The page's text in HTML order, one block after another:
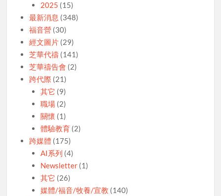
2025 (15)
最新消息 (348)
福音營 (30)
經文圖片 (29)
芝華代禱 (141)
芝華禱告會 (2)
跨代際 (21)
其它 (9)
職場(2)
關懷 (1)
體驗教育(2)
跨媒體 (175)
AI系列 (4)
Newsletter(1)
其它 (26)
媒體/福音/牧養/宣教 (140)